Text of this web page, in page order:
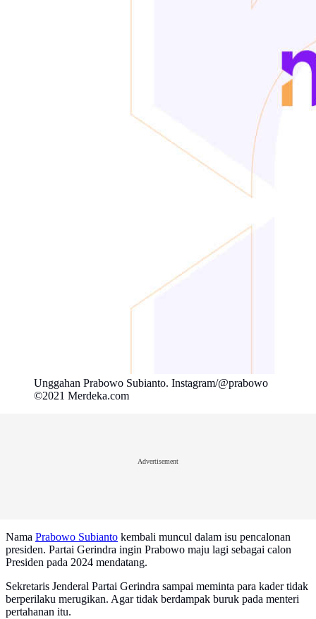
Unggahan Prabowo Subianto. Instagram/@prabowo
©2021 Merdeka.com
Advertisement
Nama Prabowo Subianto kembali muncul dalam isu pencalonan
presiden. Partai Gerindra ingin Prabowo maju lagi sebagai calon
Presiden pada 2024 mendatang.
Sekretaris Jenderal Partai Gerindra sampai meminta para kader tidak
berperilaku merugikan. Agar tidak berdampak buruk pada menteri
pertahanan itu.